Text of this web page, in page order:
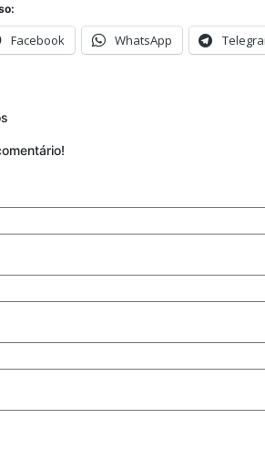
Facebook WhatsApp